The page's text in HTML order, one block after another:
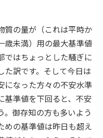
質の量が（これは平時か
歳未満）用の最大基準値
ではちょっとした騒ぎに
た訳です。そして今日は
になった方々の不安水準
基準値を下回ると、不安
。御存知の方も多いよう
めの基準値は昨日も超え